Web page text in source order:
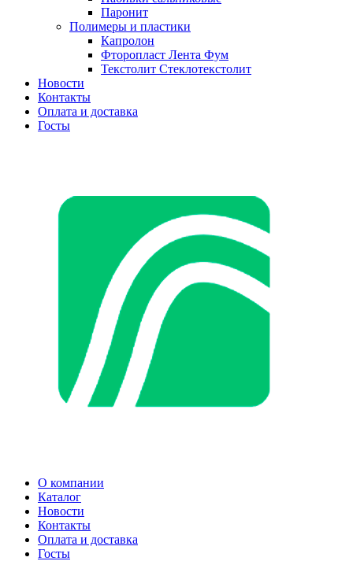
Паронит
Полимеры и пластики
Капролон
Фторопласт Лента Фум
Текстолит Стеклотекстолит
Новости
Контакты
Оплата и доставка
Госты
О компании
Каталог
Новости
Контакты
Оплата и доставка
Госты